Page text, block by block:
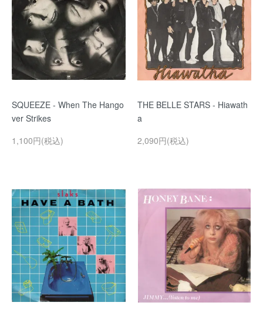
SQUEEZE - When The Hango
ver Strikes
1,100円(税込)
THE BELLE STARS - Hiawath
a
2,090円(税込)